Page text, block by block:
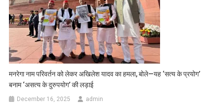
मनरेगा नाम परिवर्तन को लेकर अखिलेश यादव का हमला, बोले—यह ‘सत्य के प्रयोग’
बनाम ‘असत्य के दुरुपयोग’ की लड़ाई
December 16, 2025 admin